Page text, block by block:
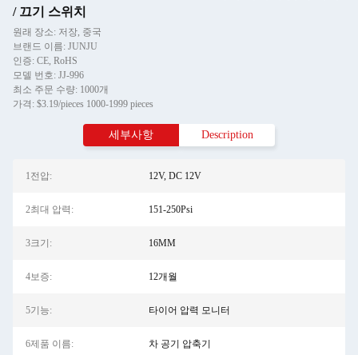
/ 끄기 스위치
원래 장소: 저장, 중국
브랜드 이름: JUNJU
인증: CE, RoHS
모델 번호: JJ-996
최소 주문 수량: 1000개
가격: $3.19/pieces 1000-1999 pieces
세부사항 Description
1전압: 12V, DC 12V
2최대 압력: 151-250Psi
3크기: 16MM
4보증: 12개월
5기능: 타이어 압력 모니터
6제품 이름: 차 공기 압축기